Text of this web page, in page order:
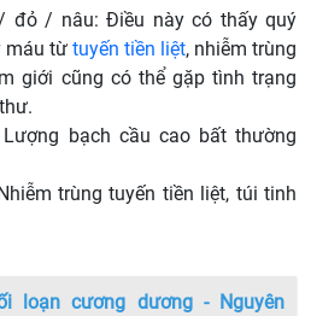
đỏ / nâu: Điều này có thấy quý
máu từ tuyến tiền liệt, nhiễm trùng
giới cũng có thể gặp tình trạng
bạch cầu cao bất thường
trùng tuyến tiền liệt, túi tinh
loạn cương dương - Nguyên